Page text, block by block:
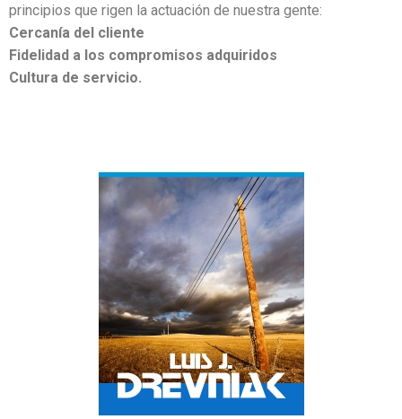
principios que rigen la actuación de nuestra gente:
Cercanía del cliente
Fidelidad a los compromisos adquiridos
Cultura de servicio.